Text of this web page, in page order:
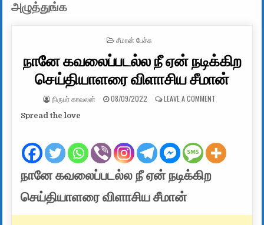
அழுத்துங்க
POSTED IN
சீமான் பேச்சு
நானே கவலைப்படல்ல நீ ஏன் நடிக்கிற
செய்தியாளரை விளாசிய சீமான்
AUTHOR:
நிருபர் காவலன் PUBLISHED DATE:
08/09/2022 LEAVE A COMMENTON நானே
Spread the love
நானே கவலைப்படல்ல நீ ஏன் நடிக்கிற
செய்தியாளரை விளாசிய சீமான்